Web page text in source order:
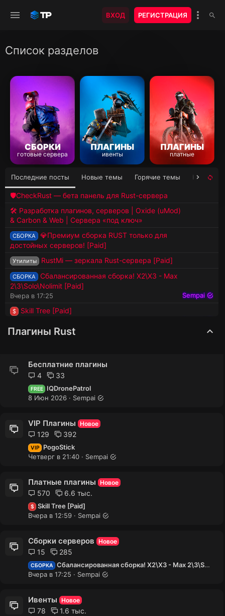
ВХОД РЕГИСТРАЦИЯ
Список разделов
СБОРКИ
готовые сервера
ПЛАГИНЫ
ивенты
ПЛАГИНЫ
платные
Последние посты Новые темы Горячие темы
🛡CheckRust — бета панель для Rust-сервера
🛠️ Разработка плагинов, серверов | Oxide (uMod)
& Carbon & Web | Сервера «под ключ»
СБОРКА
💎Премиум сборка RUST только для
достойных серверов! [Paid]
Утилиты RustMi — зеркала Rust-сервера [Paid]
СБОРКА
Сбалансированная сборка! Х2\Х3 - Max
2\3\Solo\Nolimit [Paid]
Вчера в 17:25 Sempai
$ Skill Tree [Paid]
$ Loot Table & Stacksize GUI [Paid]
TCUpgrades [Paid]
Вчера в 07:42
Vehicle Manager (выдача транспорта по
команде) [Paid]
ИВЕНТ Gas Station Event [Paid]
Четверг в 21:52
IQRates [Paid]
Четверг в 21:49
Четверг в 21:46
PogoStick
Четверг в 21:40
Customizable Weapons [Paid]
$ IQChat [Paid]
Четверг в 21:36
Плагины Rust
Бесплатние плагины
4 33
FREE
IQDronePatrol
8 Июн 2026
Sempai
VIP Плагины Новое
129 392
VIP
PogoStick
Четверг в 21:40
Sempai
Платные плагины Новое
570 6.6 тыс.
$ Skill Tree [Paid]
Вчера в 12:59
Sempai
Сборки серверов Новое
15 285
СБОРКА
Сбалансированная сборка! Х2\Х3 - Max 2\3\Solo\Nolimit [Paid]
Вчера в 17:25
Sempai
Ивенты Новое
78 1.6 тыс.